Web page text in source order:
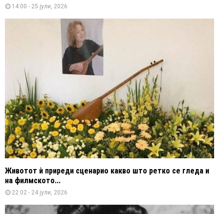
14:00 - 25 јули, 2026
Животот ѝ приреди сценарио какво што ретко се гледа и
на филмското...
22:02 - 24 јули, 2026